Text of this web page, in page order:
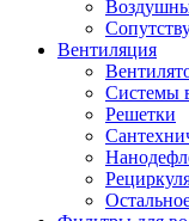
Вентиляция
Системы
Решетки